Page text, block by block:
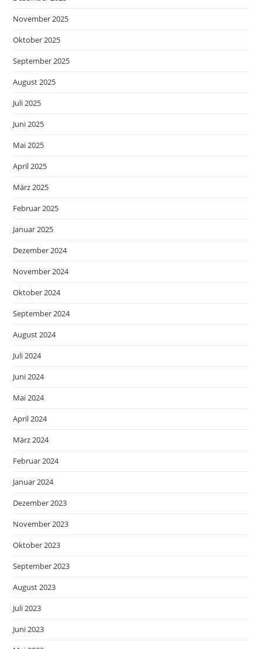
November 2025
Oktober 2025
September 2025
August 2025
Juli 2025
Juni 2025
Mai 2025
April 2025
März 2025
Februar 2025
Januar 2025
Dezember 2024
November 2024
Oktober 2024
September 2024
August 2024
Juli 2024
Juni 2024
Mai 2024
April 2024
März 2024
Februar 2024
Januar 2024
Dezember 2023
November 2023
Oktober 2023
September 2023
August 2023
Juli 2023
Juni 2023